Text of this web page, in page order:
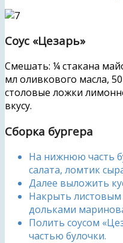
Соус «Цезарь»
Смешать: ¼ стакана
мл оливкового масла,
столовые ложки
вкусу.
Сборка бургера
На нижнюю часть
салата, ломтик
Далее выложить
Накрыть
дольками
Полить соусом
частью булочки.